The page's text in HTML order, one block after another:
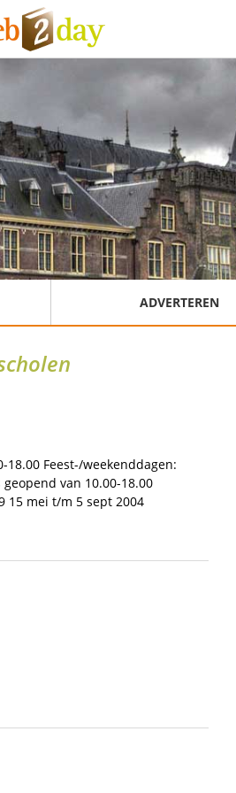
ADVERTEREN
Feest-/weekenddagen:
van 10.00-18.00
15 mei t/m 5 sept 2004